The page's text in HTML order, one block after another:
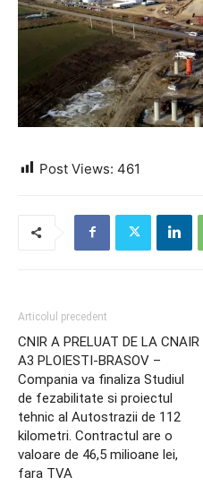
Post Views: 461
Articolul precedent
CNIR A PRELUAT DE LA CNAIR
A3 PLOIESTI-BRASOV –
Compania va finaliza Studiul
de fezabilitate si proiectul
tehnic al Autostrazii de 112
kilometri. Contractul are o
valoare de 46,5 milioane lei,
fara TVA